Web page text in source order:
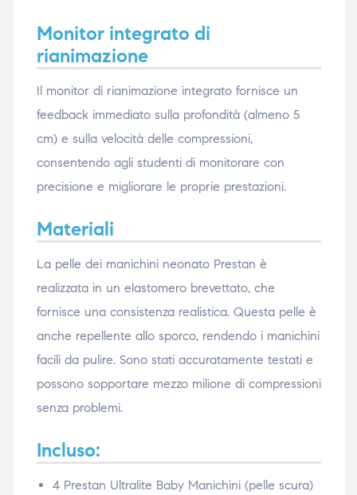
Monitor integrato di
rianimazione
Il monitor di rianimazione integrato fornisce un
feedback immediato sulla profondità (almeno 5
cm) e sulla velocità delle compressioni,
consentendo agli studenti di monitorare con
precisione e migliorare le proprie prestazioni.
Materiali
La pelle dei manichini neonato Prestan è
realizzata in un elastomero brevettato, che
fornisce una consistenza realistica. Questa pelle è
anche repellente allo sporco, rendendo i manichini
facili da pulire. Sono stati accuratamente testati e
possono sopportare mezzo milione di compressioni
senza problemi.
Incluso:
4 Prestan Ultralite Baby Manichini (pelle scura)